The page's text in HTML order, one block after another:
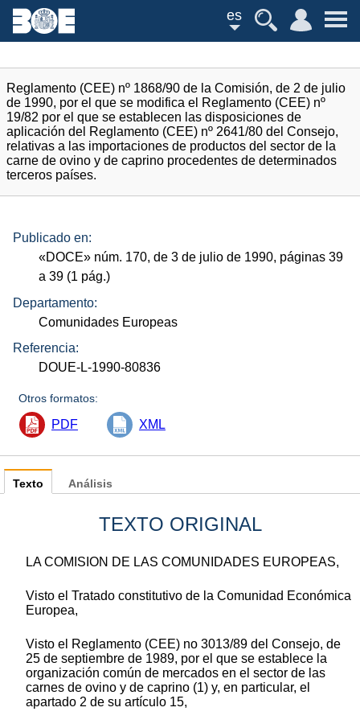
es
Reglamento (CEE) nº 1868/90 de la Comisión, de 2 de julio
de 1990, por el que se modifica el Reglamento (CEE) nº
19/82 por el que se establecen las disposiciones de
aplicación del Reglamento (CEE) nº 2641/80 del Consejo,
relativas a las importaciones de productos del sector de la
carne de ovino y de caprino procedentes de determinados
terceros países.
Publicado en:
«DOCE» núm. 170, de 3 de julio de 1990, páginas 39
a 39 (1 pág.)
Departamento:
Comunidades Europeas
Referencia:
DOUE-L-1990-80836
Otros formatos:
PDF XML
Texto
TEXTO ORIGINAL
LA COMISION DE LAS COMUNIDADES EUROPEAS,
Visto el Tratado constitutivo de la Comunidad Económica
Europea,
Visto el Reglamento (CEE) no 3013/89 del Consejo, de
25 de septiembre de 1989, por el que se establece la
organización común de mercados en el sector de las
carnes de ovino y de caprino (1) y, en particular, el
apartado 2 de su artículo 15,
Análisis